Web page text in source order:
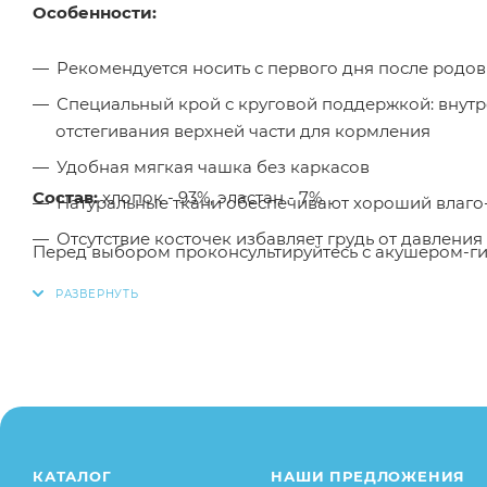
Особенности:
Рекомендуется носить с первого дня после родов
Специальный крой с круговой поддержкой:
отстегивания верхней части для кормления
Удобная мягкая чашка без каркасов
Натуральные ткани обеспечивают хороший
Отсутствие косточек избавляет грудь от
Состав:хлопок - 93%, эластан - 7%
Перед выбором проконсультируйтесь с акушером-
свойства товара), при этом основные
КАТАЛОГ НАШИ ПРЕДЛОЖЕНИЯ